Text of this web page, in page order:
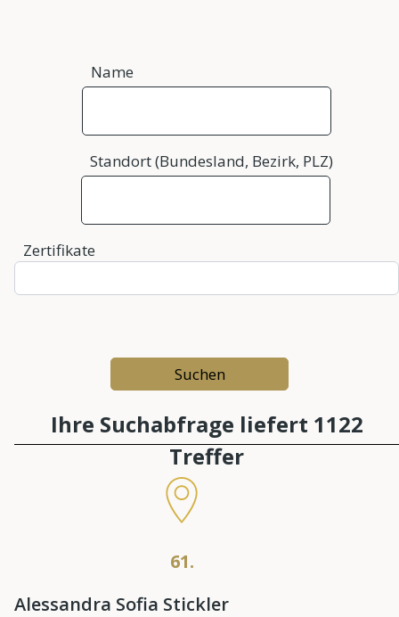
Name
Standort (Bundesland, Bezirk, PLZ)
Zertifikate
Ihre Suchabfrage liefert 1122
Treffer
61.
Alessandra Sofia Stickler